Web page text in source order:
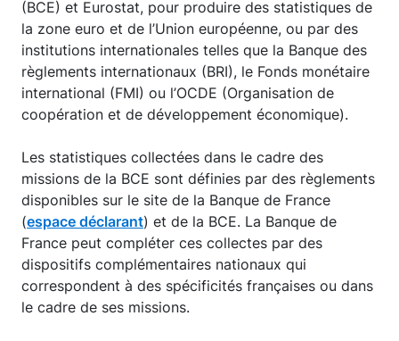
(BCE) et Eurostat, pour produire des statistiques de
la zone euro et de l’Union européenne, ou par des
institutions internationales telles que la Banque des
règlements internationaux (BRI), le Fonds monétaire
international (FMI) ou l’OCDE (Organisation de
coopération et de développement économique).
Les statistiques collectées dans le cadre des
missions de la BCE sont définies par des règlements
disponibles sur le site de la Banque de France
(espace déclarant) et de la BCE. La Banque de
France peut compléter ces collectes par des
dispositifs complémentaires nationaux qui
correspondent à des spécificités françaises ou dans
le cadre de ses missions.